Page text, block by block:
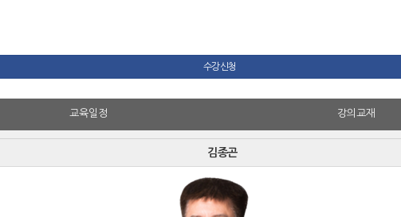
수강신청
교육일정 강의교재
김종곤